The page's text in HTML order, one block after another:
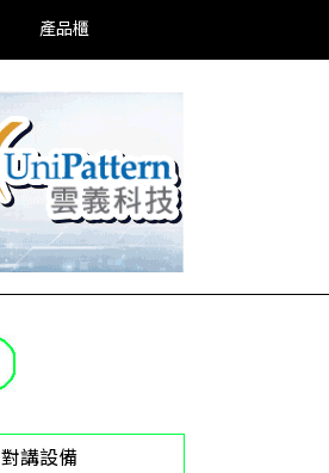
產品櫃
對講設備